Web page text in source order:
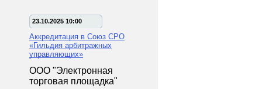
23.10.2025 10:00
Аккредитация в Союз СРО
«Гильдия арбитражных
управляющих»
ООО "Электронная
торговая площадка"